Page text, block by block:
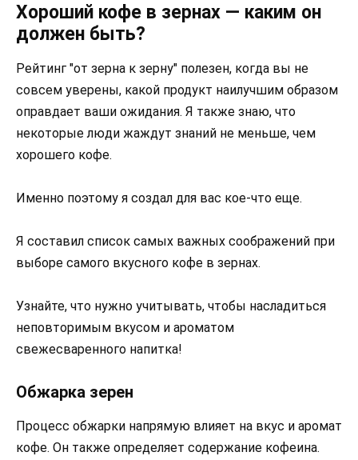
Хороший кофе в зернах — каким он
должен быть?
Рейтинг "от зерна к зерну" полезен, когда вы не
совсем уверены, какой продукт наилучшим образом
оправдает ваши ожидания. Я также знаю, что
некоторые люди жаждут знаний не меньше, чем
хорошего кофе.
Именно поэтому я создал для вас кое-что еще.
Я составил список самых важных соображений при
выборе самого вкусного кофе в зернах.
Узнайте, что нужно учитывать, чтобы насладиться
неповторимым вкусом и ароматом
свежесваренного напитка!
Обжарка зерен
Процесс обжарки напрямую влияет на вкус и аромат
кофе. Он также определяет содержание кофеина.